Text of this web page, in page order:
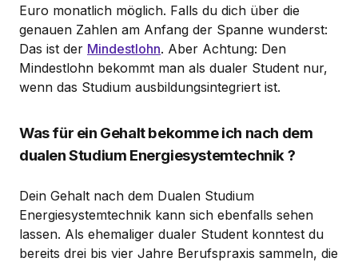
Euro monatlich möglich. Falls du dich über die
genauen Zahlen am Anfang der Spanne wunderst:
Das ist der Mindestlohn. Aber Achtung: Den
Mindestlohn bekommt man als dualer Student nur,
wenn das Studium ausbildungsintegriert ist.
Was für ein Gehalt bekomme ich nach dem
dualen Studium Energiesystemtechnik ?
Dein Gehalt nach dem Dualen Studium
Energiesystemtechnik kann sich ebenfalls sehen
lassen. Als ehemaliger dualer Student konntest du
bereits drei bis vier Jahre Berufspraxis sammeln, die